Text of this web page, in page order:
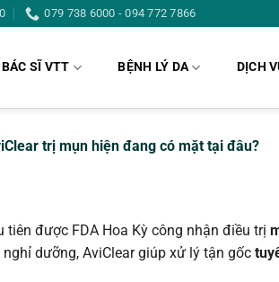
079 738 6000 - 094 772 7866
BÁC SĨ VTT BỆNH LÝ DA DỊCH
trị mụn hiện đang có mặt tại đâu?
tiên được FDA Hoa Kỳ công nhận điều trị
dưỡng, AviClear giúp xử lý tận gốc